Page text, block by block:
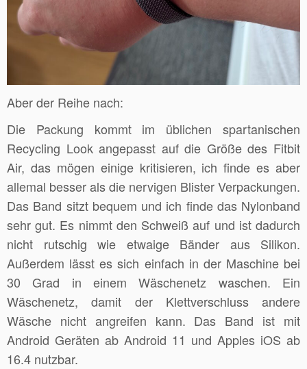
Aber der Reihe nach:
Die Packung kommt im üblichen spartanischen
Recycling Look angepasst auf die Größe des Fitbit
Air, das mögen einige kritisieren, ich finde es aber
allemal besser als die nervigen Blister Verpackungen.
Das Band sitzt bequem und ich finde das Nylonband
sehr gut. Es nimmt den Schweiß auf und ist dadurch
nicht rutschig wie etwaige Bänder aus Silikon.
Außerdem lässt es sich einfach in der Maschine bei
30 Grad in einem Wäschenetz waschen. Ein
Wäschenetz, damit der Klettverschluss andere
Wäsche nicht angreifen kann. Das Band ist mit
Android Geräten ab Android 11 und Apples iOS ab
16.4 nutzbar.